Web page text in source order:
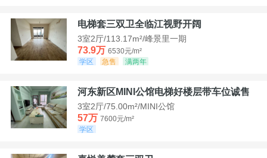
电梯套三双卫全临江视野开阔
3室2厅/113.17m²/峰景里一期
73.9万 6530元/m²
学区
急售 满两年
河东新区MINI公馆电梯好楼层带车位诚售
3室2厅/75.00m²/MINI公馆
57万 7600元/m²
学区